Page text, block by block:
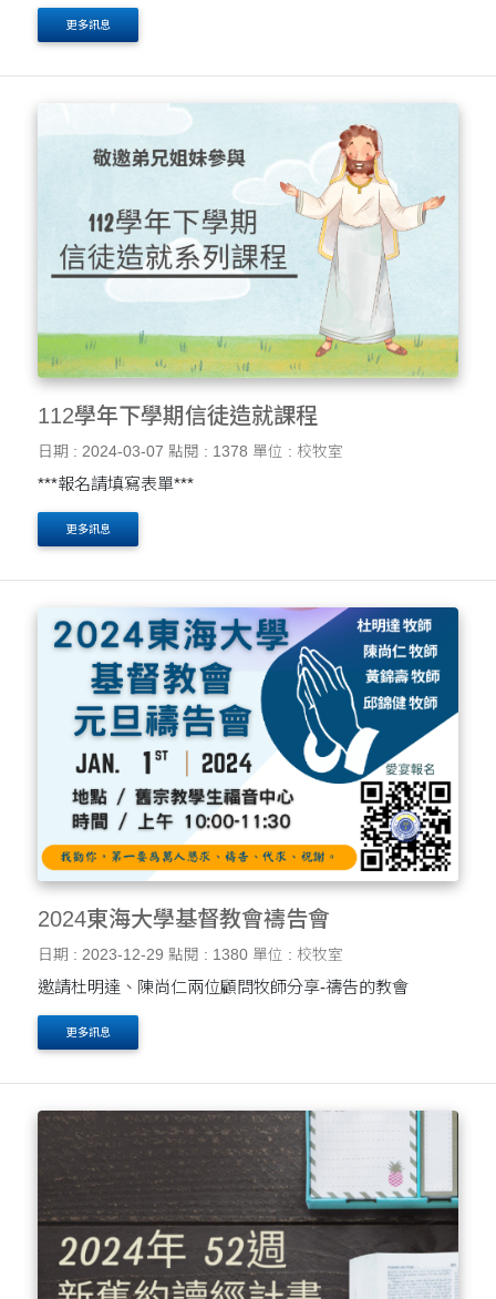
校牧室活動聯絡人：朱詠箴 小姐 Email:
jamiechu@thu.edu.tw....
更多訊息
112學年下學期信徒造就課程
日期 : 2024-03-07 點閱 : 1378 單位 : 校牧室
***報名請填寫表單***
更多訊息
2024東海大學基督教會禱告會
日期 : 2023-12-29 點閱 : 1380 單位 : 校牧室
邀請杜明達、陳尚仁兩位顧問牧師分享-禱告的教會
更多訊息